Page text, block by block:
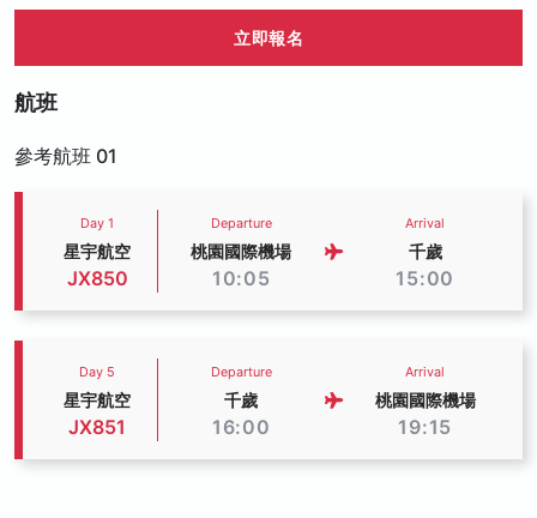
立即報名
航班
參考航班 01
Day 1
星宇航空
JX850
Departure
桃園國際機場
10:05
Arrival
千歲
15:00
Day 5
星宇航空
JX851
Departure
千歲
16:00
Arrival
桃園國際機場
19:15